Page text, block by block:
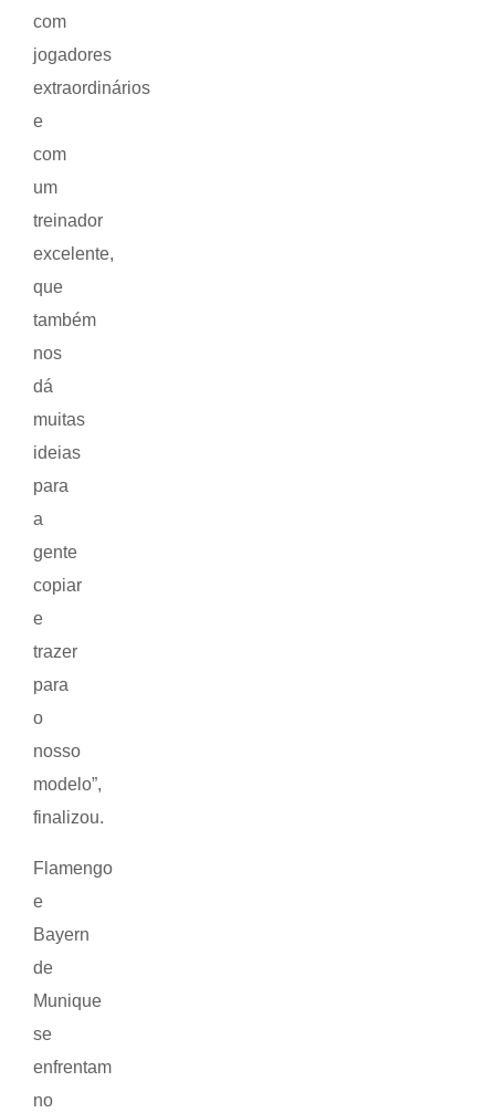
com
jogadores
extraordinários
e
com
um
treinador
excelente,
que
também
nos
dá
muitas
ideias
para
a
gente
copiar
e
trazer
para
o
nosso
modelo”,
finalizou.
Flamengo
e
Bayern
de
Munique
se
enfrentam
no